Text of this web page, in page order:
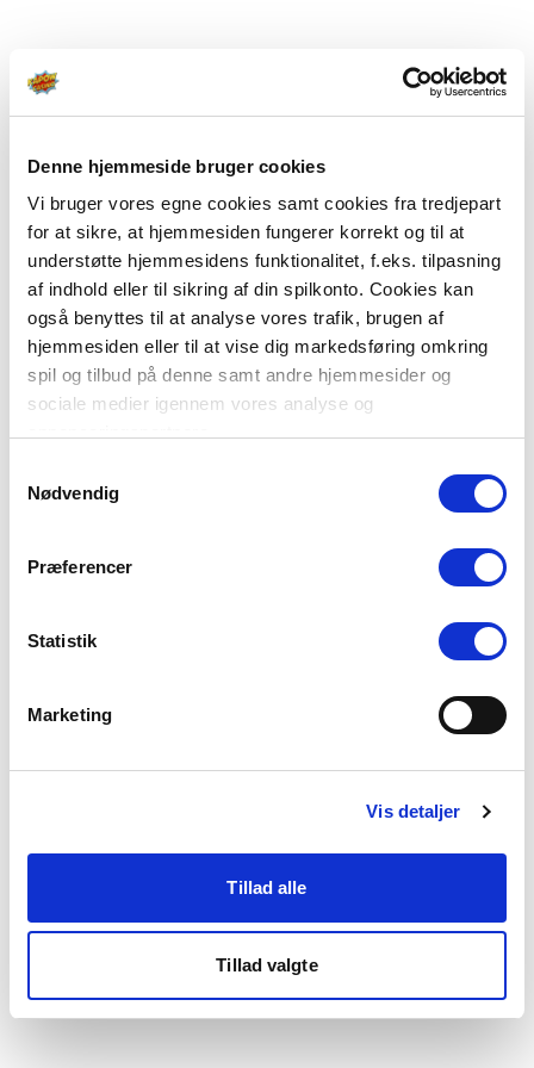
Denne hjemmeside bruger cookies
Vi bruger vores egne cookies samt cookies fra tredjepart
for at sikre, at hjemmesiden fungerer korrekt og til at
understøtte hjemmesidens funktionalitet, f.eks. tilpasning
af indhold eller til sikring af din spilkonto. Cookies kan
også benyttes til at analyse vores trafik, brugen af
hjemmesiden eller til at vise dig markedsføring omkring
spil og tilbud på denne samt andre hjemmesider og
sociale medier igennem vores analyse og
Du kan læse mere om vores brug af cookies under
"Detaljer" eller ved at klikke videre til vores Cookiepolitik,
Nødvendig
Præferencer
Statistik
Marketing
Vis detaljer
Tillad alle
Tillad valgte